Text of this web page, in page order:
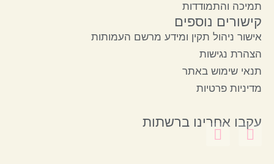
תמיכה והתמודדות
קישורים נוספים
אישור ניהול תקין ומידע מרשם העמותות
הצהרת נגישות
תנאי שימוש באתר
מדיניות פרטיות
עקבו אחרינו ברשתות